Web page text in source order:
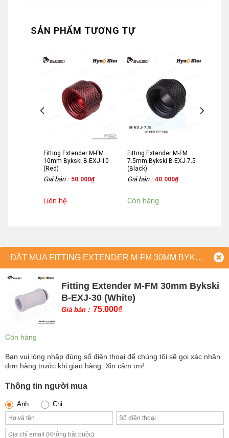
SẢN PHẨM TƯƠNG TỰ
Fitting Extender M-FM
10mm Bykski B-EXJ-10
(Red)
Giá bán : 50.000₫
Liên hệ
Fitting Extender M-FM
7.5mm Bykski B-EXJ-7.5
(Black)
Giá bán : 40.000₫
Còn hàng
ĐẶT MUA FITTING EXTENDER M-FM 30MM BYKSKI B-EXJ-30 (WHITE)
Fitting Extender M-FM 30mm Bykski
B-EXJ-30 (White)
Giá bán : 75.000₫
Còn hàng
Bạn vui lòng nhập đúng số điện thoại để chúng tôi sẽ gọi xác nhận
đơn hàng trước khi giao hàng. Xin cảm ơn!
Thông tin người mua
Anh Chị